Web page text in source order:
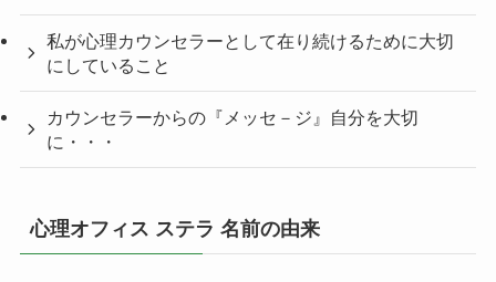
私が心理カウンセラーとして在り続けるために大切
にしていること
カウンセラーからの『メッセ－ジ』自分を大切
に・・・
心理オフィス ステラ 名前の由来